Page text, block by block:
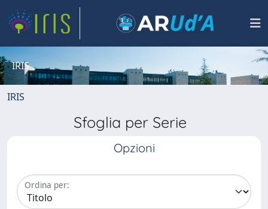
IRIS
IRIS
Sfoglia per Serie
Opzioni
Ordina per: